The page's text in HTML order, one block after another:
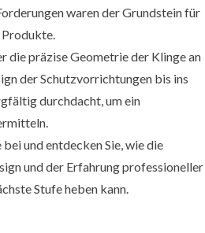
waren der Grundstein für
Produkte.
die präzise Geometrie der Klinge an
der Schutzvorrichtungen bis ins
durchdacht, um ein
und entdecken Sie, wie die
und der Erfahrung professioneller
Stufe heben kann.